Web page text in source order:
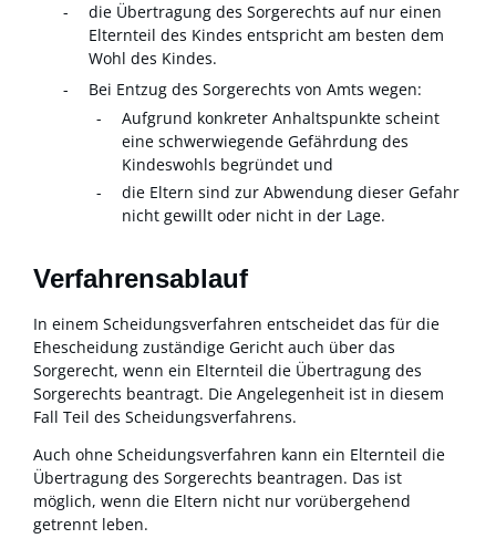
die Übertragung des Sorgerechts auf nur einen
Elternteil des Kindes entspricht am besten dem
Wohl des Kindes.
Bei Entzug des Sorgerechts von Amts wegen:
Aufgrund konkreter Anhaltspunkte scheint
eine schwerwiegende Gefährdung des
Kindeswohls begründet und
die Eltern sind zur Abwendung dieser Gefahr
nicht gewillt oder nicht in der Lage.
Verfahrensablauf
In einem Scheidungsverfahren entscheidet das für die
Ehescheidung zuständige Gericht auch über das
Sorgerecht, wenn ein Elternteil die Übertragung des
Sorgerechts beantragt. Die Angelegenheit ist in diesem
Fall Teil des Scheidungsverfahrens.
Auch ohne Scheidungsverfahren kann ein Elternteil die
Übertragung des Sorgerechts beantragen. Das ist
möglich, wenn die Eltern nicht nur vorübergehend
getrennt leben.